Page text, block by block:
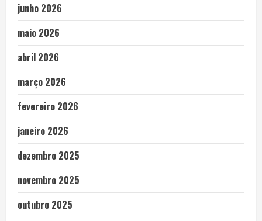
junho 2026
maio 2026
abril 2026
março 2026
fevereiro 2026
janeiro 2026
dezembro 2025
novembro 2025
outubro 2025